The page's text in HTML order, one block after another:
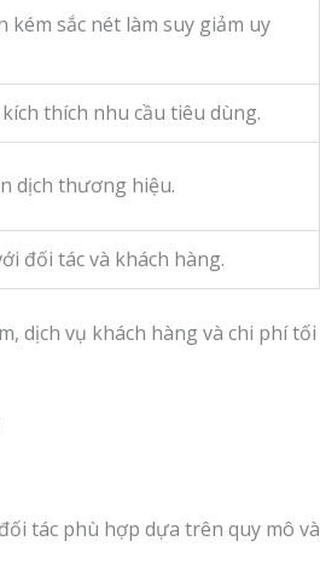
sắc nét làm suy giảm uy
thích nhu cầu tiêu dùng.
dịch thương hiệu.
đối tác và khách hàng.
dịch vụ khách hàng và chi phí tối
tác phù hợp dựa trên quy mô và